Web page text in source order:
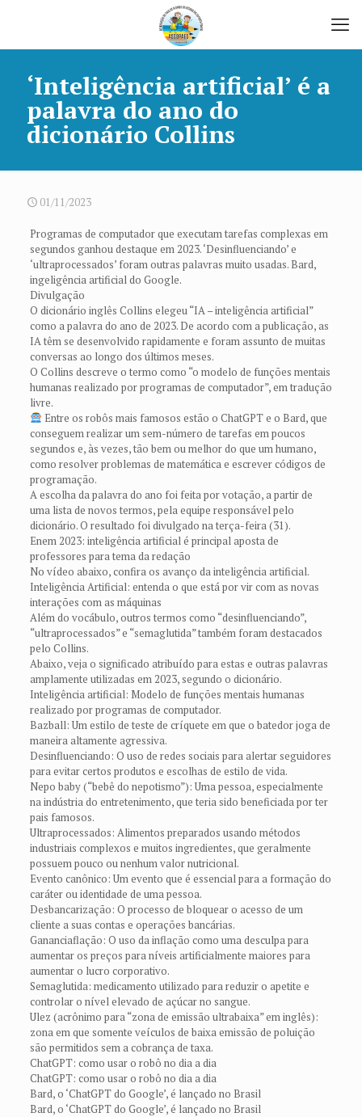
‘Inteligência artificial’ é a
palavra do ano do
dicionário Collins
01/11/2023
Programas de computador que executam tarefas complexas em
segundos ganhou destaque em 2023. ‘Desinfluenciando’ e
‘ultraprocessados’ foram outras palavras muito usadas. Bard,
ingeligência artificial do Google.
Divulgação
O dicionário inglês Collins elegeu “IA – inteligência artificial”
como a palavra do ano de 2023. De acordo com a publicação, as
IA têm se desenvolvido rapidamente e foram assunto de muitas
conversas ao longo dos últimos meses.
O Collins descreve o termo como “o modelo de funções mentais
humanas realizado por programas de computador”, em tradução
livre.
Entre os robôs mais famosos estão o ChatGPT e o Bard, que
conseguem realizar um sem-número de tarefas em poucos
segundos e, às vezes, tão bem ou melhor do que um humano,
como resolver problemas de matemática e escrever códigos de
programação.
A escolha da palavra do ano foi feita por votação, a partir de
uma lista de novos termos, pela equipe responsável pelo
dicionário. O resultado foi divulgado na terça-feira (31).
Enem 2023: inteligência artificial é principal aposta de
professores para tema da redação
No vídeo abaixo, confira os avanço da inteligência artificial.
Inteligência Artificial: entenda o que está por vir com as novas
interações com as máquinas
Além do vocábulo, outros termos como “desinfluenciando”,
“ultraprocessados” e “semaglutida” também foram destacados
pelo Collins.
Abaixo, veja o significado atribuído para estas e outras palavras
amplamente utilizadas em 2023, segundo o dicionário.
Inteligência artificial: Modelo de funções mentais humanas
realizado por programas de computador.
Bazball: Um estilo de teste de críquete em que o batedor joga de
maneira altamente agressiva.
Desinfluenciando: O uso de redes sociais para alertar seguidores
para evitar certos produtos e escolhas de estilo de vida.
Nepo baby (“bebê do nepotismo”): Uma pessoa, especialmente
na indústria do entretenimento, que teria sido beneficiada por ter
pais famosos.
Ultraprocessados: Alimentos preparados usando métodos
industriais complexos e muitos ingredientes, que geralmente
possuem pouco ou nenhum valor nutricional.
Evento canônico: Um evento que é essencial para a formação do
caráter ou identidade de uma pessoa.
Desbancarização: O processo de bloquear o acesso de um
cliente a suas contas e operações bancárias.
Gananciaflação: O uso da inflação como uma desculpa para
aumentar os preços para níveis artificialmente maiores para
aumentar o lucro corporativo.
Semaglutida: medicamento utilizado para reduzir o apetite e
controlar o nível elevado de açúcar no sangue.
Ulez (acrônimo para “zona de emissão ultrabaixa” em inglês):
zona em que somente veículos de baixa emissão de poluição
são permitidos sem a cobrança de taxa.
ChatGPT: como usar o robô no dia a dia
ChatGPT: como usar o robô no dia a dia
Bard, o ‘ChatGPT do Google’, é lançado no Brasil
Bard, o ‘ChatGPT do Google’, é lançado no Brasil